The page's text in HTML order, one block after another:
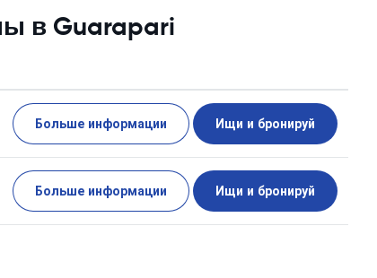
в Guarapari
Больше информации Ищи и бронируй
Больше информации Ищи и бронируй